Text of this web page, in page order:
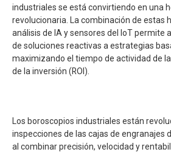
industriales se está convirtiendo en una
revolucionaria. La combinación de estas
análisis de IA y sensores del IoT permite
de soluciones reactivas a estrategias
maximizando el tiempo de actividad de
de la inversión (ROI).
Los boroscopios industriales están
inspecciones de las cajas de engranajes
al combinar precisión, velocidad y